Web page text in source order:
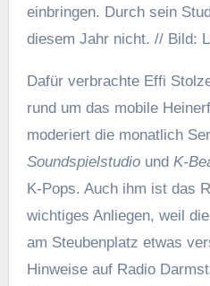
einbringen. Durch sein
diesem Jahr nicht. // Bild:
Dafür verbrachte Effi
rund um das mobile
moderiert die monatlich
Soundspielstudiound K-
K-Pops. Auch ihm ist das
wichtiges Anliegen, weil
am Steubenplatz etwas
Hinweise auf Radio